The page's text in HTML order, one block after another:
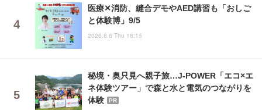
医療✕消防、縫合デモやAED講習も「おしご
と体験博」9/5
2026.8.6 Thu 18:15
秘境・奥只見へ親子旅…J-POWER「エコ×エ
ネ体験ツアー」で森と水と電気のつながりを
体験
PR